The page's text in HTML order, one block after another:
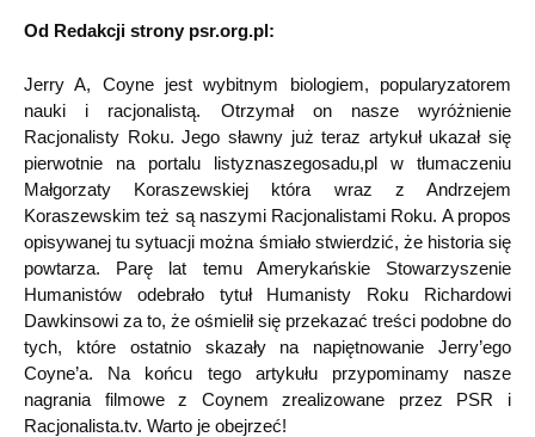
Od Redakcji strony psr.org.pl:
Jerry A, Coyne jest wybitnym biologiem, popularyzatorem
nauki i racjonalistą. Otrzymał on nasze wyróżnienie
Racjonalisty Roku. Jego sławny już teraz artykuł ukazał się
pierwotnie na portalu listyznaszegosadu,pl w tłumaczeniu
Małgorzaty Koraszewskiej która wraz z Andrzejem
Koraszewskim też są naszymi Racjonalistami Roku. A propos
opisywanej tu sytuacji można śmiało stwierdzić, że historia się
powtarza. Parę lat temu Amerykańskie Stowarzyszenie
Humanistów odebrało tytuł Humanisty Roku Richardowi
Dawkinsowi za to, że ośmielił się przekazać treści podobne do
tych, które ostatnio skazały na napiętnowanie Jerry’ego
Coyne’a. Na końcu tego artykułu przypominamy nasze
nagrania filmowe z Coynem zrealizowane przez PSR i
Racjonalista.tv. Warto je obejrzeć!